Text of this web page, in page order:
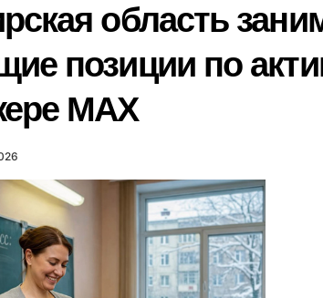
область
позиции по
МАХ